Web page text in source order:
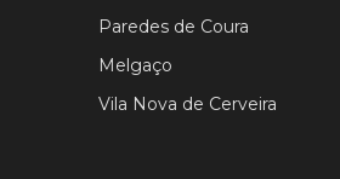
Paredes de Coura
Melgaço
Vila Nova de Cerveira